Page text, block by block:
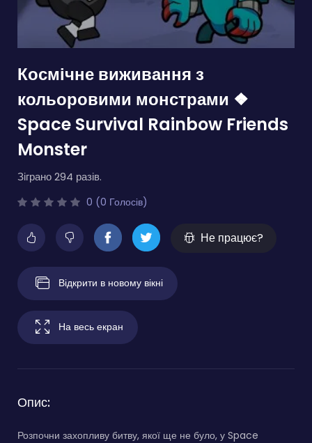
Космічне виживання з
кольоровими монстрами ❖
Space Survival Rainbow Friends
Monster
Зіграно 294 разів.
0 (0 Голосів)
Не працює?
Відкрити в новому вікні
На весь екран
Опис:
Розпочни захопливу битву, якої ще не було, у Space